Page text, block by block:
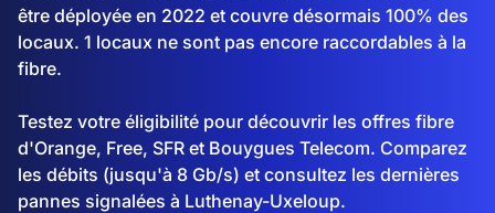
être déployée en 2022 et couvre désormais 100% des
locaux. 1 locaux ne sont pas encore raccordables à la
fibre.
Testez votre éligibilité pour découvrir les offres fibre
d'Orange, Free, SFR et Bouygues Telecom. Comparez
les débits (jusqu'à 8 Gb/s) et consultez les dernières
pannes signalées à Luthenay-Uxeloup.